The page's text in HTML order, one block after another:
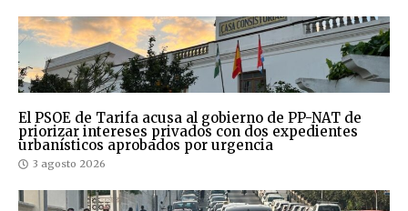
El PSOE de Tarifa acusa al gobierno de PP-NAT de
priorizar intereses privados con dos expedientes
urbanísticos aprobados por urgencia
3 agosto 2026